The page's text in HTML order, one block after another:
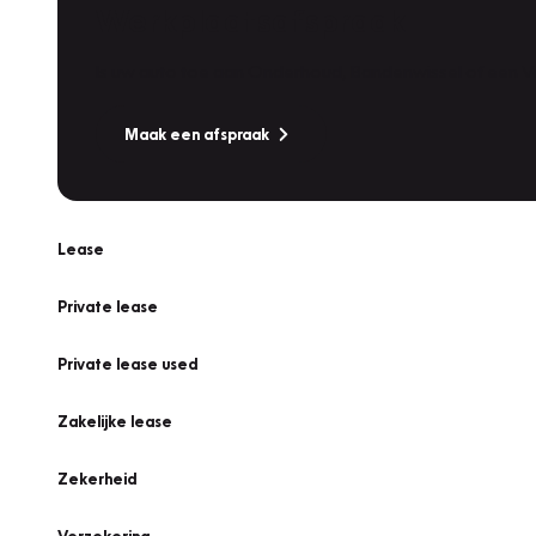
Maak een afspraak
Lease
Private lease
Private lease used
Zakelijke lease
Zekerheid